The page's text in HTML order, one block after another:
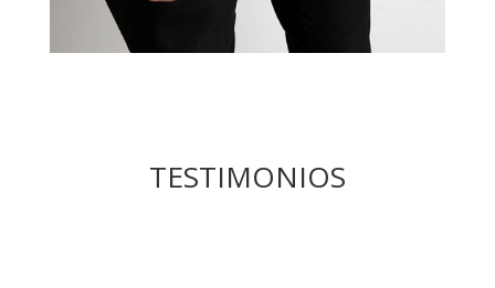
TESTIMONIOS